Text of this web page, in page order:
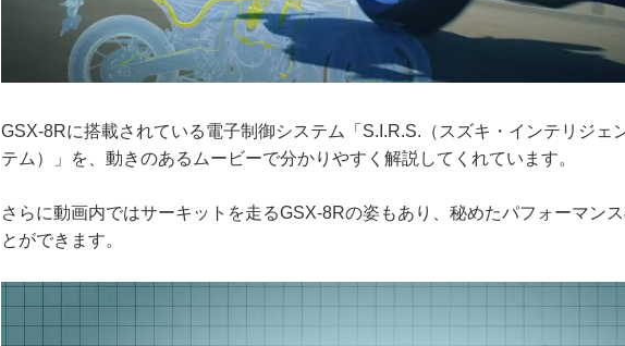
GSX-8Rに搭載されている電子制御システム「S.I.R.S.（スズキ・インテリジェ
テム）」を、動きのあるムービーで分かりやすく解説してくれています。
さらに動画内ではサーキットを走るGSX-8Rの姿もあり、秘めたパフォーマン
とができます。